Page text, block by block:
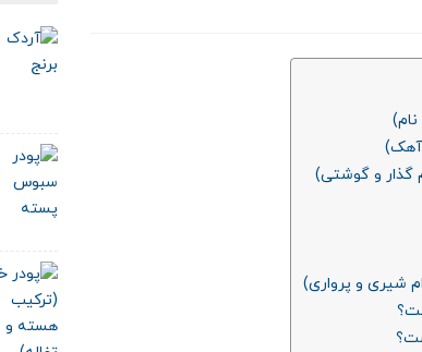
آهک)
گذار و گوشتی)
شیری و پرواری)